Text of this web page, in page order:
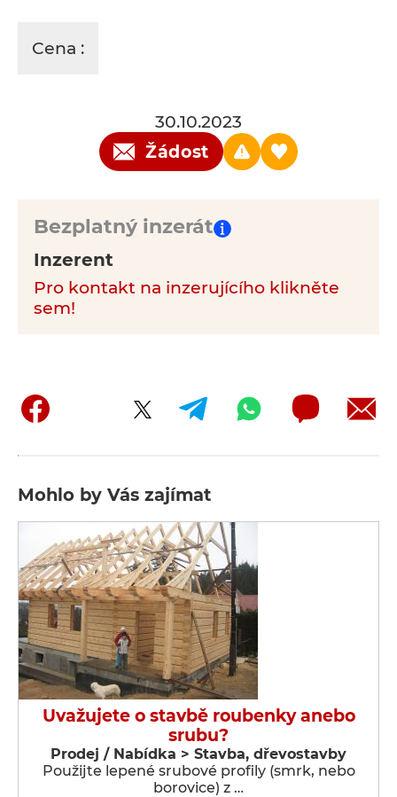
Cena :
30.10.2023
Žádost
Bezplatný inzerát
Inzerent
Pro kontakt na inzerujícího klikněte
sem!
Mohlo by Vás zajímat
Uvažujete o stavbě roubenky anebo
srubu?
Prodej / Nabídka > Stavba, dřevostavby
Použijte lepené srubové profily (smrk, nebo
borovice) z …